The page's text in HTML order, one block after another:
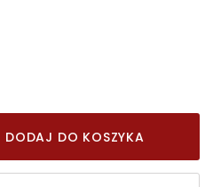
DODAJ DO KOSZYKA